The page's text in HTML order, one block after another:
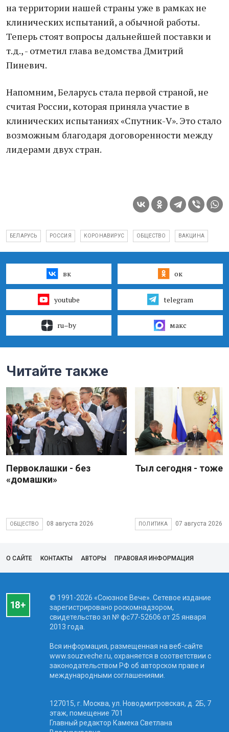
на территории нашей страны уже в рамках не
клинических испытаний, а обычной работы.
Теперь стоят вопросы дальнейшей поставки и
т.д., - отметил глава ведомства Дмитрий
Пиневич.
Напомним, Беларусь стала первой страной, не
считая России, которая приняла участие в
клинических испытаниях «Спутник-V». Это стало
возможным благодаря договоренности между
лидерами двух стран.
БЕЛАРУСЬ РОССИЯ КОРОНАВИРУС ОБЩЕСТВО ВАКЦИНА
вк ок
youtube telegram
ru–by макс
Читайте также
Первоклашки - без
«домашки»
ОБЩЕСТВО 08 августа 2026
Тыл сегодня - тоже
ПОЛИТИКА 07 августа 2026
О САЙТЕ КОНТАКТЫ АВТОРЫ ПРАВОВАЯ ИНФОРМАЦИЯ
© 1991-2026 «Союзное Вече». Сетевое издание
зарегистрировано роскомнадзором,
свидетельство эл № фc77-52606 от 25 января
2013 года.
Вся информация, размещенная на веб-сайте
www.souzveche.ru, охраняется в соответствии с
законодательством РФ об авторском праве и
международными соглашениями.
127015, г. Москва, ул. Новодмитровская, д. 2Б, 7
этаж, помещение 701
Главный редактор Камека Светлана